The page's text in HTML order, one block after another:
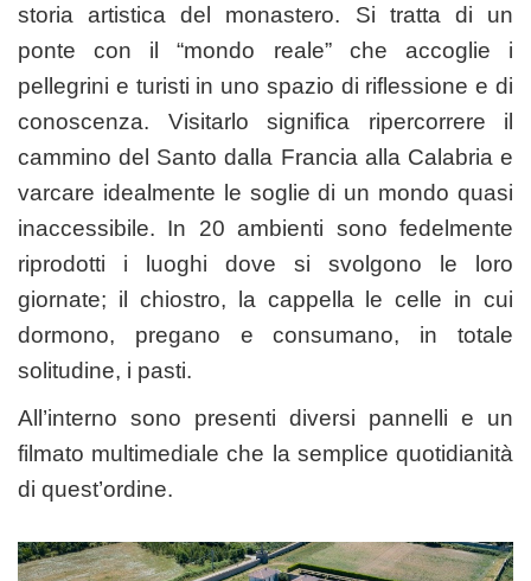
storia artistica del monastero. Si tratta di un
ponte con il “mondo reale” che accoglie i
pellegrini e turisti in uno spazio di riflessione e di
conoscenza. Visitarlo significa ripercorrere il
cammino del Santo dalla Francia alla Calabria e
varcare idealmente le soglie di un mondo quasi
inaccessibile. In 20 ambienti sono fedelmente
riprodotti i luoghi dove si svolgono le loro
giornate; il chiostro, la cappella le celle in cui
dormono, pregano e consumano, in totale
solitudine, i pasti.
All’interno sono presenti diversi pannelli e un
filmato multimediale che la semplice quotidianità
di quest’ordine.